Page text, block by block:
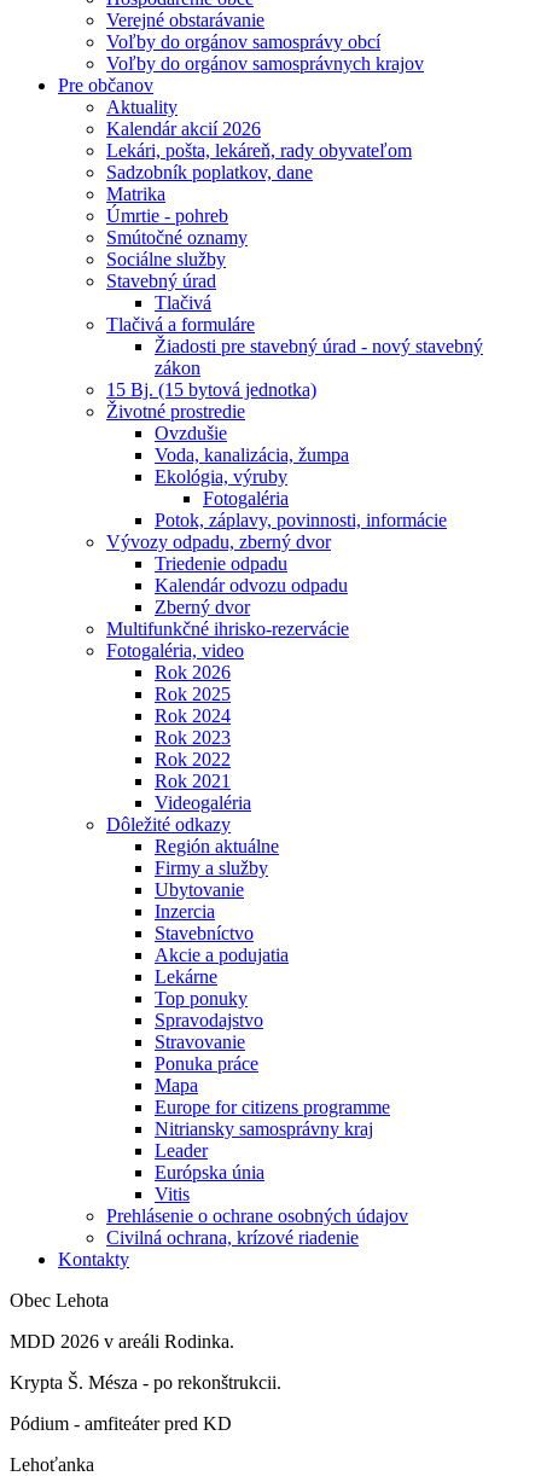
Verejné obstarávanie
Voľby do orgánov samosprávy obcí
Voľby do orgánov samosprávnych krajov
Pre občanov
Aktuality
Kalendár akcií 2026
Lekári, pošta, lekáreň, rady obyvateľom
Sadzobník poplatkov, dane
Matrika
Úmrtie - pohreb
Smútočné oznamy
Sociálne služby
Stavebný úrad
Tlačivá
Tlačivá a formuláre
Žiadosti pre stavebný úrad - nový stavebný
zákon
15 Bj. (15 bytová jednotka)
Životné prostredie
Ovzdušie
Voda, kanalizácia, žumpa
Ekológia, výruby
Fotogaléria
Potok, záplavy, povinnosti, informácie
Vývozy odpadu, zberný dvor
Triedenie odpadu
Kalendár odvozu odpadu
Zberný dvor
Multifunkčné ihrisko-rezervácie
Fotogaléria, video
Rok 2026
Rok 2025
Rok 2024
Rok 2023
Rok 2022
Rok 2021
Videogaléria
Dôležité odkazy
Región aktuálne
Firmy a služby
Ubytovanie
Inzercia
Stavebníctvo
Akcie a podujatia
Lekárne
Top ponuky
Spravodajstvo
Stravovanie
Ponuka práce
Mapa
Europe for citizens programme
Nitriansky samosprávny kraj
Leader
Európska únia
Vitis
Prehlásenie o ochrane osobných údajov
Civilná ochrana, krízové riadenie
Kontakty
Obec Lehota
MDD 2026 v areáli Rodinka.
Krypta Š. Mésza - po rekonštrukcii.
Pódium - amfiteáter pred KD
Lehoťanka